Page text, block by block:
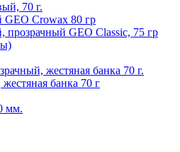
70 г.
GEO Crowax 80 гр
прозрачный GEO Classic, 75 гр
жестяная банка 70 г.
банка 70 г
мм.